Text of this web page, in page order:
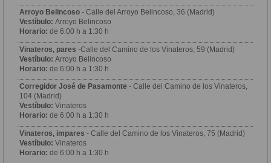
Arroyo Belincoso - Calle del Arroyo Belincoso, 36 (Madrid)
Vestíbulo: Arroyo Belincoso
Horario: de 6:00 h a 1:30 h
Vinateros, pares -Calle del Camino de los Vinateros, 59 (Madrid)
Vestíbulo: Arroyo Belincoso
Horario: de 6:00 h a 1:30 h
Corregidor José de Pasamonte - Calle del Camino de los Vinateros,
104 (Madrid)
Vestíbulo: Vinateros
Horario: de 6:00 h a 1:30 h
Vinateros, impares - Calle del Camino de los Vinateros, 75 (Madrid)
Vestíbulo: Vinateros
Horario: de 6:00 h a 1:30 h